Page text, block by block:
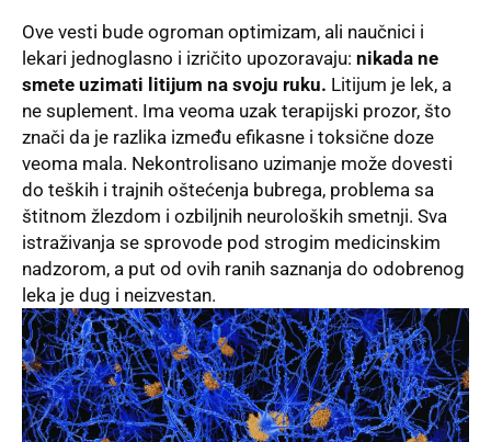
Ove vesti bude ogroman optimizam, ali naučnici i
lekari jednoglasno i izričito upozoravaju: nikada ne
smete uzimati litijum na svoju ruku. Litijum je lek, a
ne suplement. Ima veoma uzak terapijski prozor, što
znači da je razlika između efikasne i toksične doze
veoma mala. Nekontrolisano uzimanje može dovesti
do teških i trajnih oštećenja bubrega, problema sa
štitnom žlezdom i ozbiljnih neuroloških smetnji. Sva
istraživanja se sprovode pod strogim medicinskim
nadzorom, a put od ovih ranih saznanja do odobrenog
leka je dug i neizvestan.